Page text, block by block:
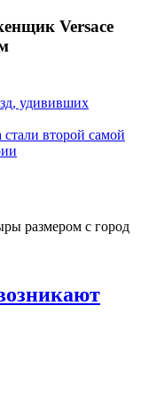
Versace
удививших
второй самой